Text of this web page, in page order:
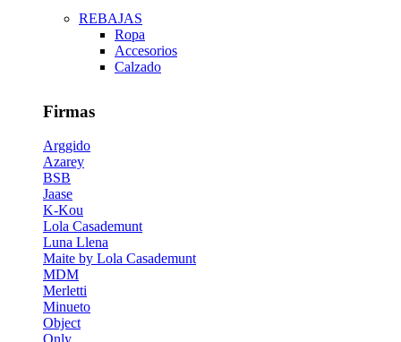
REBAJAS
Ropa
Accesorios
Calzado
Firmas
Arggido
Azarey
BSB
Jaase
K-Kou
Lola Casademunt
Luna Llena
Maite by Lola Casademunt
MDM
Merletti
Minueto
Object